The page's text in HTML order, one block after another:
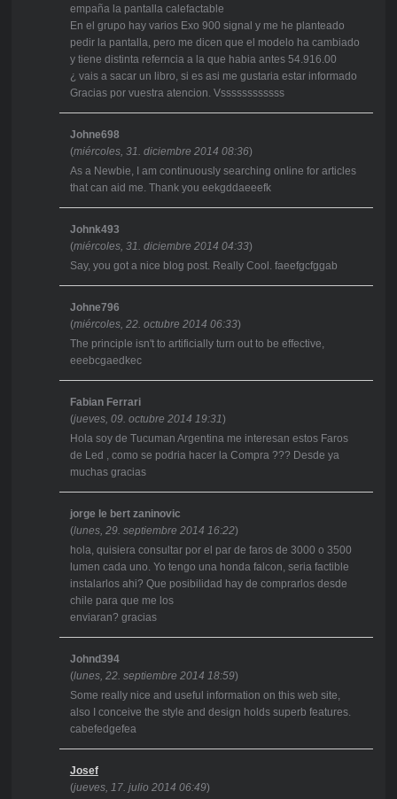
empaña la pantalla calefactable
En el grupo hay varios Exo 900 signal y me he planteado
pedir la pantalla, pero me dicen que el modelo ha cambiado
y tiene distinta referncia a la que habia antes 54.916.00
¿ vais a sacar un libro, si es asi me gustaria estar informado
Gracias por vuestra atencion. Vssssssssssss
Johne698
(miércoles, 31. diciembre 2014 08:36)
As a Newbie, I am continuously searching online for articles
that can aid me. Thank you eekgddaeeefk
Johnk493
(miércoles, 31. diciembre 2014 04:33)
Say, you got a nice blog post. Really Cool. faeefgcfggab
Johne796
(miércoles, 22. octubre 2014 06:33)
The principle isn't to artificially turn out to be effective,
eeebcgaedkec
Fabian Ferrari
(jueves, 09. octubre 2014 19:31)
Hola soy de Tucuman Argentina me interesan estos Faros
de Led , como se podria hacer la Compra ??? Desde ya
muchas gracias
jorge le bert zaninovic
(lunes, 29. septiembre 2014 16:22)
hola, quisiera consultar por el par de faros de 3000 o 3500
lumen cada uno. Yo tengo una honda falcon, seria factible
instalarlos ahi? Que posibilidad hay de comprarlos desde
chile para que me los
enviaran? gracias
Johnd394
(lunes, 22. septiembre 2014 18:59)
Some really nice and useful information on this web site,
also I conceive the style and design holds superb features.
cabefedgefea
Josef
(jueves, 17. julio 2014 06:49)